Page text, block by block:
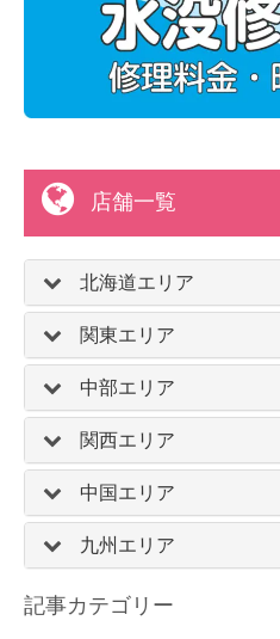
店舗一覧
北海道エリア
関東エリア
中部エリア
関西エリア
中国エリア
九州エリア
記事カテゴリー